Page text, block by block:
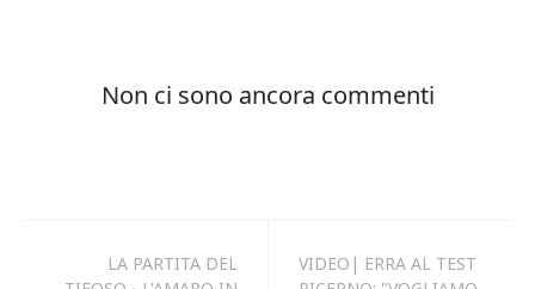
LA PARTITA DEL
VIDEO| ERRA AL TEST